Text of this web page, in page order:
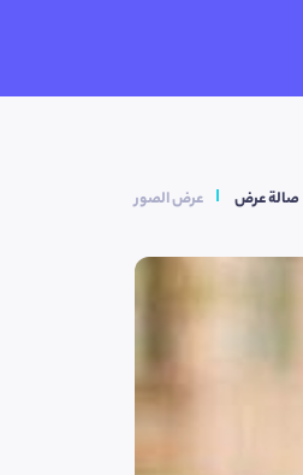
صالة عرض عرض الصور